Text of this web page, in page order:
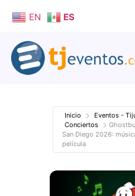
EN ES
Inicio
Eventos -
Conciertos
San Diego 2026:
película